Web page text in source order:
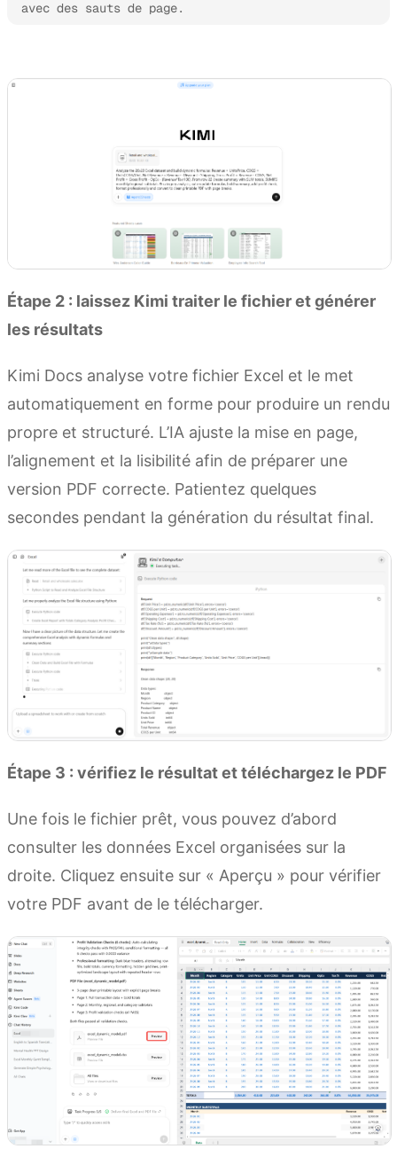
avec des sauts de page.
Étape 2 : laissez Kimi traiter le fichier et générer
les résultats
Kimi Docs analyse votre fichier Excel et le met
automatiquement en forme pour produire un rendu
propre et structuré. L’IA ajuste la mise en page,
l’alignement et la lisibilité afin de préparer une
version PDF correcte. Patientez quelques
secondes pendant la génération du résultat final.
Étape 3 : vérifiez le résultat et téléchargez le PDF
Une fois le fichier prêt, vous pouvez d’abord
consulter les données Excel organisées sur la
droite. Cliquez ensuite sur « Aperçu » pour vérifier
votre PDF avant de le télécharger.